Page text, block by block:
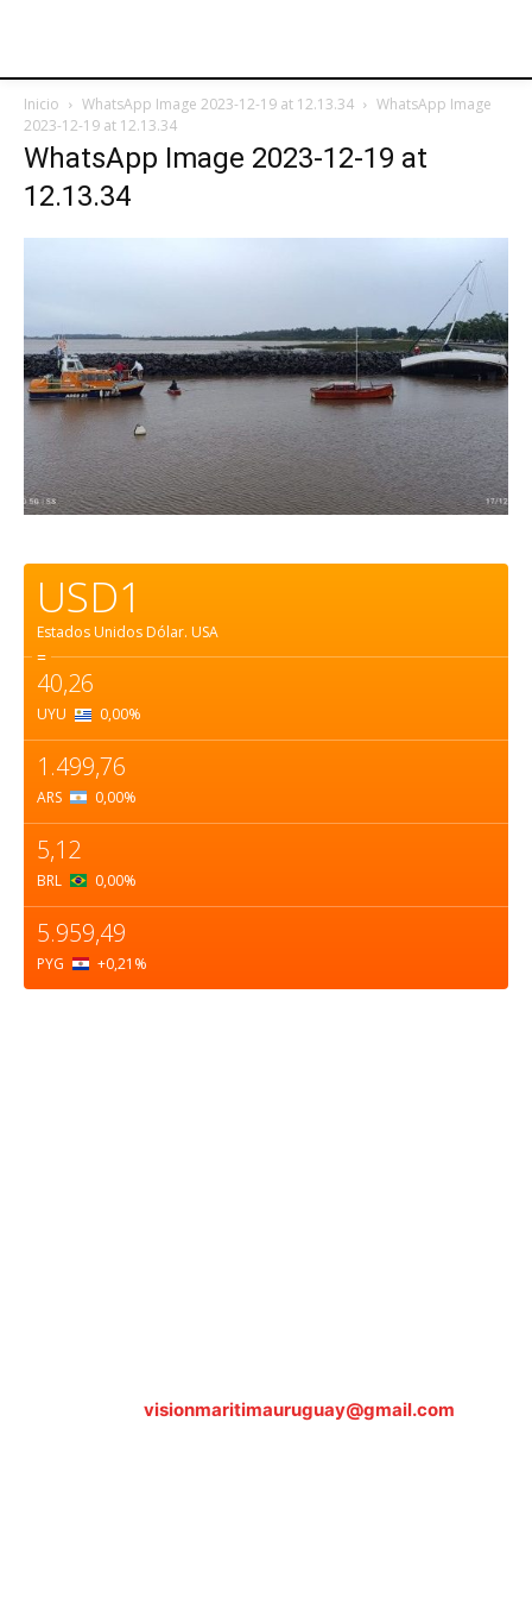
Inicio WhatsApp Image 2023-12-19 at 12.13.34
WhatsApp Image
2023-12-19 at 12.13.34
WhatsApp Image 2023-12-19 at
12.13.34
USD1
Estados Unidos Dólar. USA
=
40,26
UYU 0,00%
1.499,76
ARS 0,00%
5,12
BRL 0,00%
5.959,49
PYG +0,21 %
visionmaritimauruguay@gmail.com